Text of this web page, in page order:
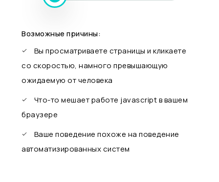
Возможные причины:
Вы просматриваете страницы и кликаете
со скоростью, намного превышающую
ожидаемую от человека
Что-то мешает работе javascript в вашем
браузере
Ваше поведение похоже на поведение
автоматизированных систем